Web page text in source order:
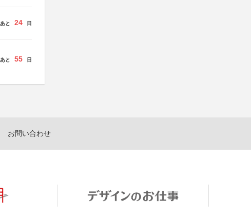
あと 24 日
あと 55 日
お問い合わせ